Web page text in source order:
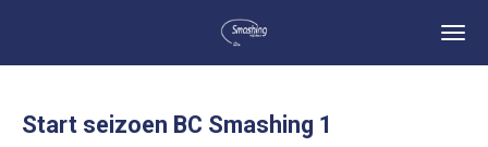
deStart seizoen BC Smashing 1